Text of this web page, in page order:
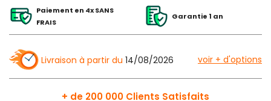
Paiement en 4x SANS
FRAIS
Garantie 1 an
Livraison à partir du 14/08/2026 voir + d'options
+ de 200 000 Clients Satisfaits